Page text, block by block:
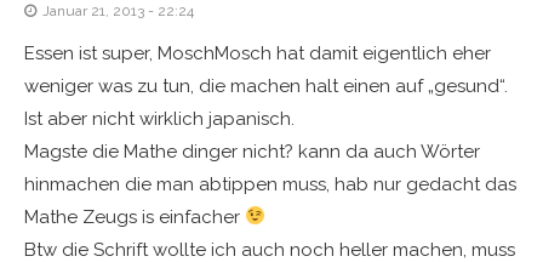
Januar 21, 2013 - 22:24
Essen ist super, MoschMosch hat damit eigentlich eher
weniger was zu tun, die machen halt einen auf „gesund“.
Ist aber nicht wirklich japanisch.
Magste die Mathe dinger nicht? kann da auch Wörter
hinmachen die man abtippen muss, hab nur gedacht das
Mathe Zeugs is einfacher
Btw die Schrift wollte ich auch noch heller machen, muss